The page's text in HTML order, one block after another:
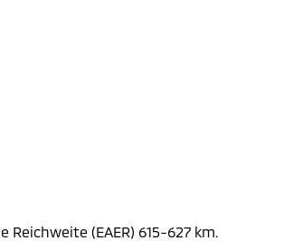
(EAER) 615-627 km.